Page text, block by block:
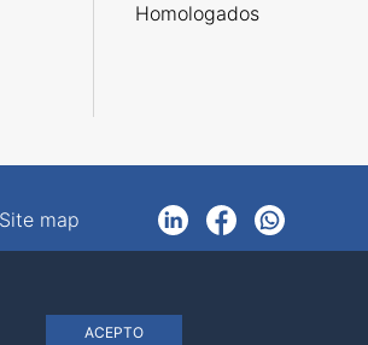
Homologados
Site map
LinkedInFacebookWhatsApp
ACEPTO